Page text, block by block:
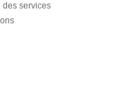
des services